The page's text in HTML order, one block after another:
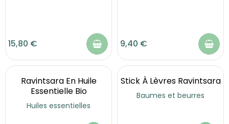
15,80 € 9,40 €
Ravintsara En Huile
Essentielle Bio
Huiles essentielles
Stick À Lèvres Ravintsara
Baumes et beurres